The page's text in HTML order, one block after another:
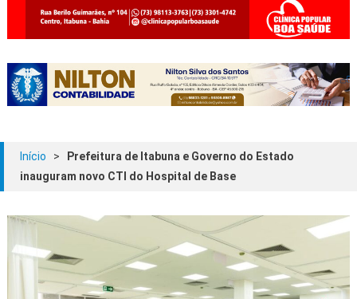
Início >
Prefeitura de Itabuna e Governo do Estado
inauguram novo CTI do Hospital de Base